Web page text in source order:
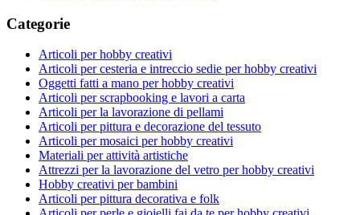
Categorie
Articoli per hobby creativi
Articoli per cesteria e intreccio sedie per hobby creativi
Oggetti fatti a mano per hobby creativi
Articoli per scrapbooking e lavori a carta
Articoli per la lavorazione di pellami
Articoli per pittura e decorazione del tessuto
Articoli per mosaici per hobby creativi
Materiali per attività artistiche
Attrezzi per la lavorazione del vetro per hobby creativi
Hobby creativi per bambini
Articoli per pittura decorativa e folk